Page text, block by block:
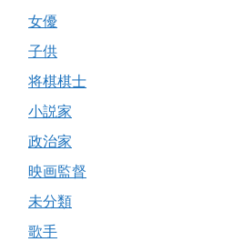
女優
子供
将棋棋士
小説家
政治家
映画監督
未分類
歌手